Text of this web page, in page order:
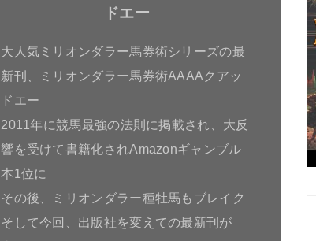
ドエー
大人気ミリオンダラー馬券術シリーズの最
新刊、ミリオンダラー馬券術AAAAクアッ
ドエー
2011年に競馬最強の法則に掲載され、大反
響を受けて書籍化されAmazonギャンブル
本1位に
その後、ミリオンダラー種牡馬もブレイク
そして今回、出版社を変えての最新刊が